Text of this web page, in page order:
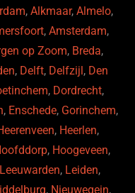
,Alkmaar,Almelo,
,Amsterdam,
op Zoom, Breda,
, Delft, Delfzijl, Den
, Dordrecht,
, Enschede, Gorinchem,
, Heerlen,
, Hoogeveen,
Leeuwarden, Leiden,
, Nieuwegein,